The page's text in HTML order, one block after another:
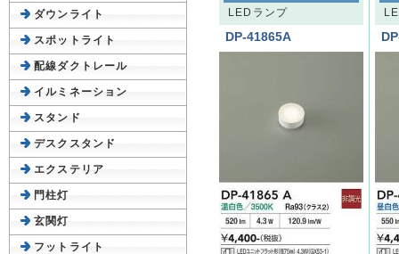
LEDランプ
DP-41865A
ダウンライト
スポットライト
配線ダクトレール
イルミネーション
スタンド
デスクスタンド
エクステリア
門柱灯
玄関灯
フットライト